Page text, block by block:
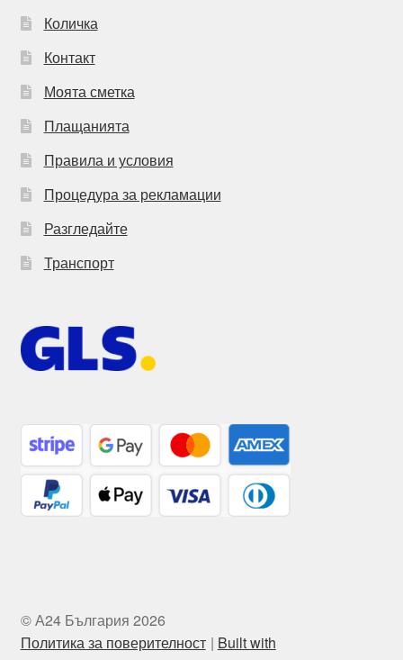
Количка
Контакт
Моята сметка
Плащанията
Правила и условия
Процедура за рекламации
Разгледайте
Транспорт
© А24 България 2026
Политика за поверителност
Built with